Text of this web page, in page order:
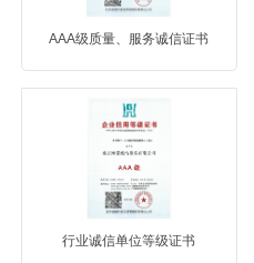
AAA级质量、服务诚信证书
行业诚信单位等级证书